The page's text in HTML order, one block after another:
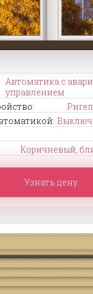
Автоматика с
управлением
Коричневый,
Узнать цену